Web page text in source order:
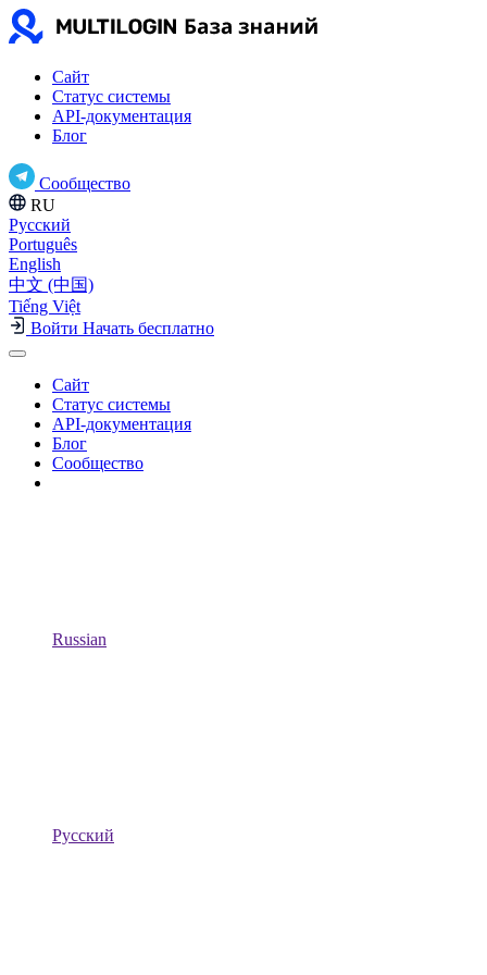
Сайт
Статус системы
API-документация
Блог
Сообщество
RU
Русский
Português
English
中文 (中国)
Tiếng Việt
Войти Начать бесплатно
Сайт
Статус системы
API-документация
Блог
Сообщество
Russian
Русский